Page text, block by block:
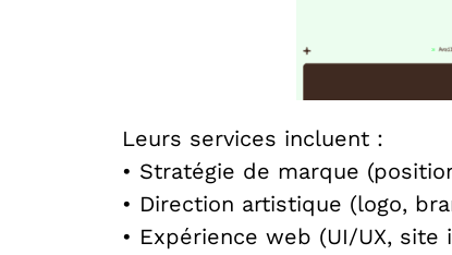
Leurs services incluent :
• Stratégie de marque
• Direction artistique (logo,
• Expérience web (UI/UX,